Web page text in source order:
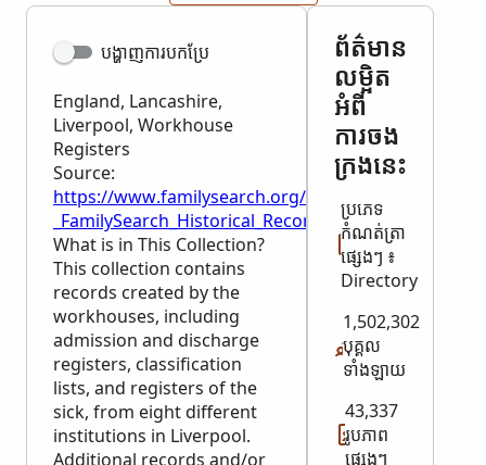
បង្ហាញ​ការបកប្រែ
England, Lancashire,
Liverpool, Workhouse
Registers
Source:
https://www.familysearch.org/en/wiki/
_FamilySearch_Historical_Records
What is in This Collection?
This collection contains
records created by the
workhouses, including
admission and discharge
registers, classification
lists, and registers of the
sick, from eight different
institutions in Liverpool.
Additional records and/or
ព័ត៌មាន​
លម្អិត​
អំពី​
ការចង
ក្រង​នេះ
​ប្រភេទ​
កំណត់ត្រា​​
ផ្សេងៗ ៖
Directory
1,502,302
បុគ្គល
ទាំងឡាយ
43,337
រូបភាព​
ផ្សេងៗ